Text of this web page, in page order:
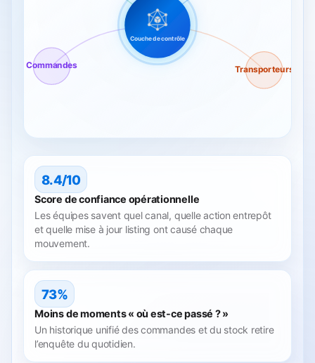
Commandes Transporteurs
Couche de contrôle
8.4/10
Score de confiance opérationnelle
Les équipes savent quel canal, quelle action entrepôt
et quelle mise à jour listing ont causé chaque
mouvement.
73%
Moins de moments « où est-ce passé ? »
Un historique unifié des commandes et du stock retire
l’enquête du quotidien.